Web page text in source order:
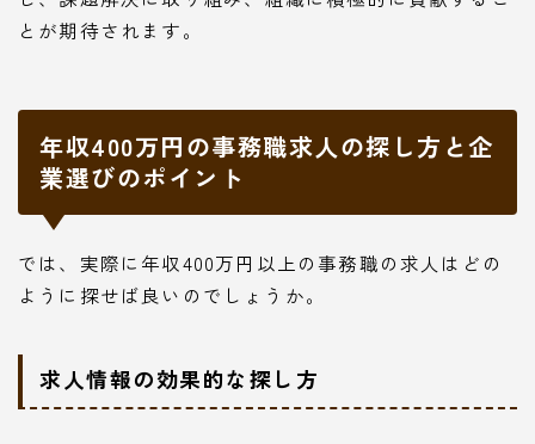
とが期待されます。
年収400万円の事務職求人の探し方と企
業選びのポイント
では、実際に年収400万円以上の事務職の求人はどの
ように探せば良いのでしょうか。
求人情報の効果的な探し方